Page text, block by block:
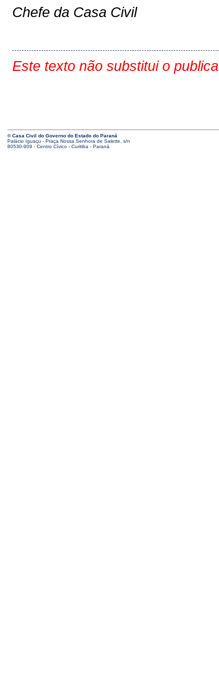
Chefe da Casa Civil
Este texto não substitui o
© Casa Civil do Governo do Estado do Paraná
Palácio Iguaçu - Praça Nossa Senhora de Salette, s/n
80530-909 - Centro Cívico - Curitiba - Paraná